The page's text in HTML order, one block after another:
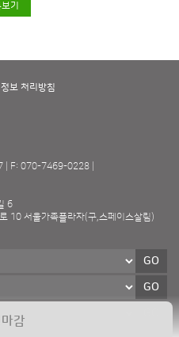
감
기
보 처리방침
F: 070-7469-0228
6
10 서울가족플라자(구,스페이스살림)
GO
GO